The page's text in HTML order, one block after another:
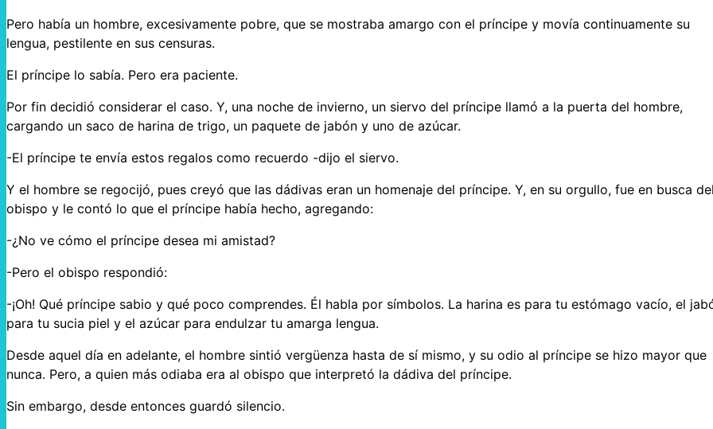
Pero había un hombre, excesivamente pobre, que se mostraba amargo con el príncipe y movía continuamente su
lengua, pestilente en sus censuras.
El príncipe lo sabía. Pero era paciente.
Por fin decidió considerar el caso. Y, una noche de invierno, un siervo del príncipe llamó a la puerta del hombre,
cargando un saco de harina de trigo, un paquete de jabón y uno de azúcar.
-El príncipe te envía estos regalos como recuerdo -dijo el siervo.
Y el hombre se regocijó, pues creyó que las dádivas eran un homenaje del príncipe. Y, en su orgullo, fue en busca
obispo y le contó lo que el príncipe había hecho, agregando:
-¿No ve cómo el príncipe desea mi amistad?
-Pero el obispo respondió:
-¡Oh! Qué príncipe sabio y qué poco comprendes. Él habla por símbolos. La harina es para tu estómago vacío, el
para tu sucia piel y el azúcar para endulzar tu amarga lengua.
Desde aquel día en adelante, el hombre sintió vergüenza hasta de sí mismo, y su odio al príncipe se hizo mayor que
nunca. Pero, a quien más odiaba era al obispo que interpretó la dádiva del príncipe.
Sin embargo, desde entonces guardó silencio.